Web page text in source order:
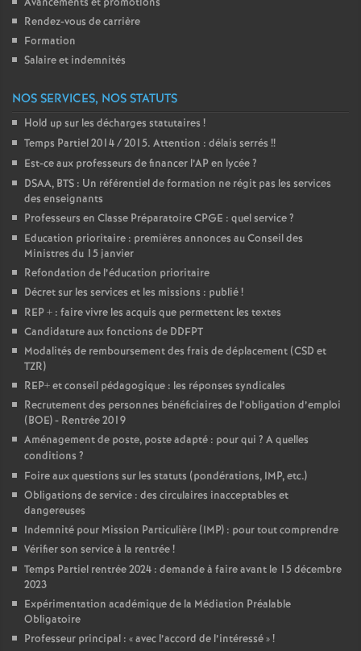
Rendez-vous de carrière
Formation
Salaire et indemnités
NOS SERVICES, NOS STATUTS
Hold up sur les décharges statutaires !
Temps Partiel 2014 / 2015. Attention : délais serrés !!
Est-ce aux professeurs de financer l’AP en lycée?
DSAA, BTS : Un référentiel de formation ne régit pas les services
des enseignants
Professeurs en Classe Préparatoire CPGE : quel service?
Education prioritaire : premières annonces au Conseil des
Ministres du 15 janvier
Refondation de l’éducation prioritaire
Décret sur les services et les missions : publié!
REP + : faire vivre les acquis que permettent les textes
Candidature aux fonctions de DDFPT
Modalités de remboursement des frais de déplacement (CSD et
TZR)
REP+ et conseil pédagogique : les réponses syndicales
Recrutement des personnes bénéficiaires de l’obligation d’emploi
(BOE) - Rentrée 2019
Aménagement de poste, poste adapté : pour qui ? A quelles
conditions ?
Foire aux questions sur les statuts (pondérations, IMP, etc.)
Obligations de service : des circulaires inacceptables et
dangereuses
Indemnité pour Mission Particulière (IMP) : pour tout comprendre
Vérifier son service à la rentrée!
Temps Partiel rentrée 2024 : demande à faire avant le 15 décembre
2023
Expérimentation académique de la Médiation Préalable
Obligatoire
Professeur principal : «avec l’accord de l’intéressé»!